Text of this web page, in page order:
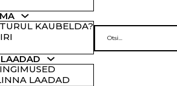
KAUBELDA?
LAADAD